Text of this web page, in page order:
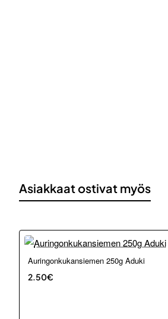
Asiakkaat ostivat myös
Auringonkukansiemen 250g Aduki
2.50€